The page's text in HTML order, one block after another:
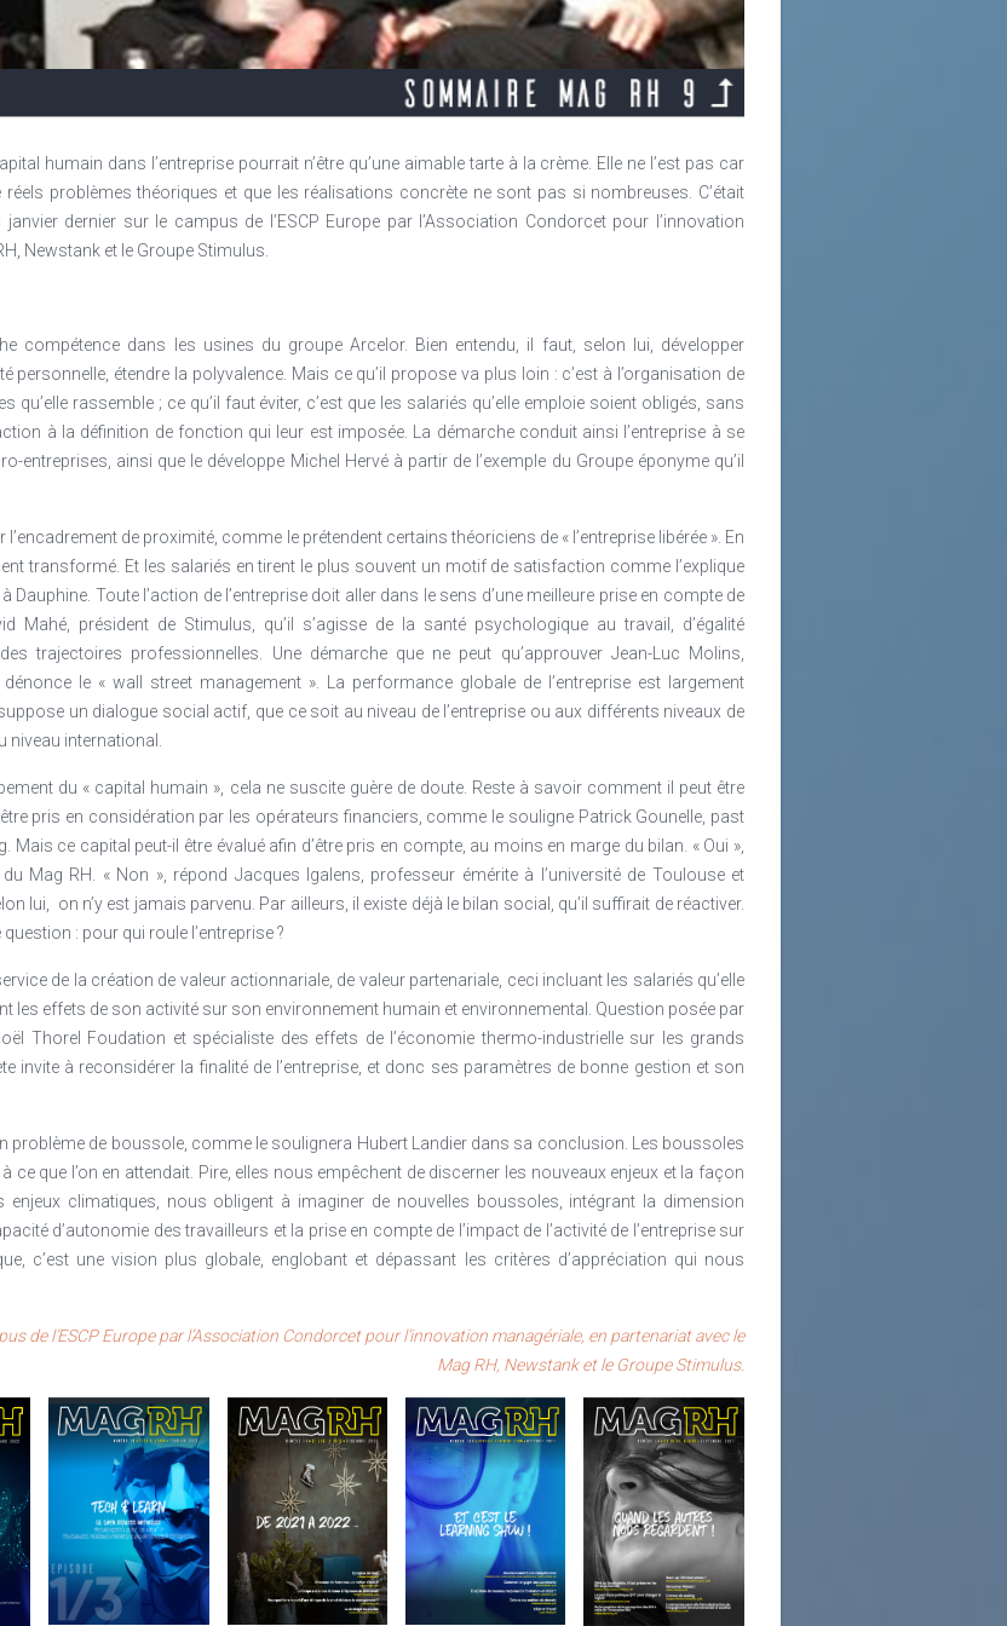
humain dans l’entreprise pourrait n’être qu’une aimable tarte à la crème. Elle ne l’est pas car
problèmes théoriques et que les réalisations concrète ne sont pas si nombreuses. C’était
dernier sur le campus de l’ESCP Europe par l’Association Condorcet pour l’innovation
Newstank et le Groupe Stimulus.
compétence dans les usines du groupe Arcelor. Bien entendu, il faut, selon lui, développer
personnelle, étendre la polyvalence. Mais ce qu’il propose va plus loin : c’est à l’organisation de
qu’elle rassemble ; ce qu’il faut éviter, c’est que les salariés qu’elle emploie soient obligés, sans
à la définition de fonction qui leur est imposée. La démarche conduit ainsi l’entreprise à se
entreprises, ainsi que le développe Michel Hervé à partir de l’exemple du Groupe éponyme qu’il
l’encadrement de proximité, comme le prétendent certains théoriciens de « l’entreprise libérée ». En
transformé. Et les salariés en tirent le plus souvent un motif de satisfaction comme l’explique
Dauphine. Toute l’action de l’entreprise doit aller dans le sens d’une meilleure prise en compte de
Mahé, président de Stimulus, qu’il s’agisse de la santé psychologique au travail, d’égalité
trajectoires professionnelles. Une démarche que ne peut qu’approuver Jean-Luc Molins,
dénonce le « wall street management ». La performance globale de l’entreprise est largement
un dialogue social actif, que ce soit au niveau de l’entreprise ou aux différents niveaux de
niveau international.
du « capital humain », cela ne suscite guère de doute. Reste à savoir comment il peut être
pris en considération par les opérateurs financiers, comme le souligne Patrick Gounelle, past
Mais ce capital peut-il être évalué afin d’être pris en compte, au moins en marge du bilan. « Oui »,
Mag RH. « Non », répond Jacques Igalens, professeur émérite à l’université de Toulouse et
lui, on n’y est jamais parvenu. Par ailleurs, il existe déjà le bilan social, qu’il suffirait de réactiver.
: pour qui roule l’entreprise ?
de la création de valeur actionnariale, de valeur partenariale, ceci incluant les salariés qu’elle
les effets de son activité sur son environnement humain et environnemental. Question posée par
Thorel Foudation et spécialiste des effets de l’économie thermo-industrielle sur les grands
invite à reconsidérer la finalité de l’entreprise, et donc ses paramètres de bonne gestion et son
problème de boussole, comme le soulignera Hubert Landier dans sa conclusion. Les boussoles
ce que l’on en attendait. Pire, elles nous empêchent de discerner les nouveaux enjeux et la façon
enjeux climatiques, nous obligent à imaginer de nouvelles boussoles, intégrant la dimension
d’autonomie des travailleurs et la prise en compte de l’impact de l’activité de l’entreprise sur
c’est une vision plus globale, englobant et dépassant les critères d’appréciation qui nous
de l’ESCP Europe par l’Association Condorcet pour l’innovation managériale, en partenariat avec le
Mag RH, Newstank et le Groupe Stimulus.